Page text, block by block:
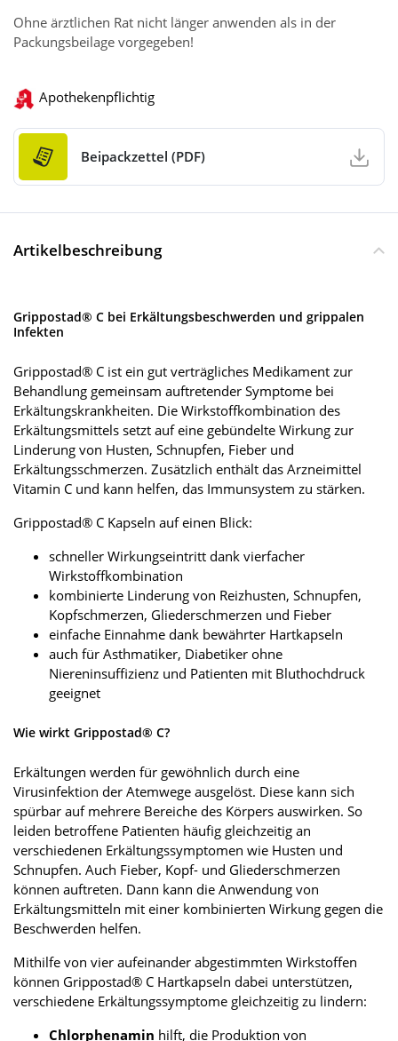
Ohne ärztlichen Rat nicht länger anwenden als in der
Packungsbeilage vorgegeben!
Apothekenpflichtig
Beipackzettel (PDF)
Artikelbeschreibung
Grippostad® C bei Erkältungsbeschwerden und grippalen
Infekten
Grippostad® C ist ein gut verträgliches Medikament zur
Behandlung gemeinsam auftretender Symptome bei
Erkältungskrankheiten. Die Wirkstoffkombination des
Erkältungsmittels setzt auf eine gebündelte Wirkung zur
Linderung von Husten, Schnupfen, Fieber und
Erkältungsschmerzen. Zusätzlich enthält das Arzneimittel
Vitamin C und kann helfen, das Immunsystem zu stärken.
Grippostad® C Kapseln auf einen Blick:
schneller Wirkungseintritt dank vierfacher
Wirkstoffkombination
kombinierte Linderung von Reizhusten, Schnupfen,
Kopfschmerzen, Gliederschmerzen und Fieber
einfache Einnahme dank bewährter Hartkapseln
auch für Asthmatiker, Diabetiker ohne
Niereninsuffizienz und Patienten mit Bluthochdruck
geeignet
Wie wirkt Grippostad® C?
Erkältungen werden für gewöhnlich durch eine
Virusinfektion der Atemwege ausgelöst. Diese kann sich
spürbar auf mehrere Bereiche des Körpers auswirken. So
leiden betroffene Patienten häufig gleichzeitig an
verschiedenen Erkältungssymptomen wie Husten und
Schnupfen. Auch Fieber, Kopf- und Gliederschmerzen
können auftreten. Dann kann die Anwendung von
Erkältungsmitteln mit einer kombinierten Wirkung gegen die
Beschwerden helfen.
Mithilfe von vier aufeinander abgestimmten Wirkstoffen
können Grippostad® C Hartkapseln dabei unterstützen,
verschiedene Erkältungssymptome gleichzeitig zu lindern:
Chlorphenamin hilft, die Produktion von